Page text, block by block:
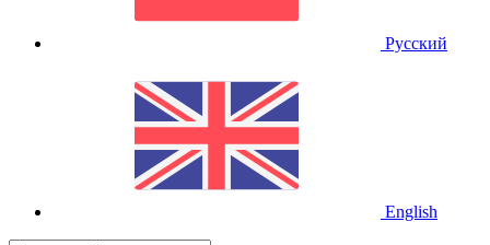
Русский
English